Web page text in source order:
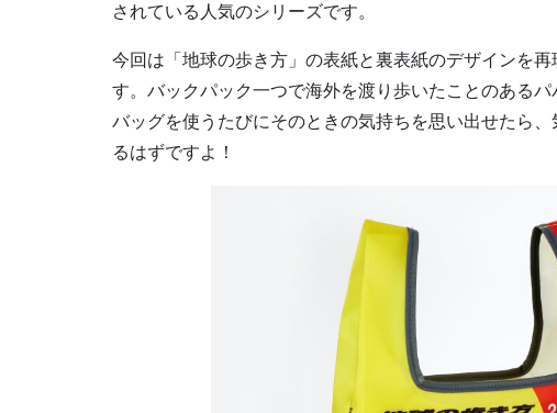
されている人気のシリーズです。
今回は「地球の歩き方」の表紙と裏表紙のデザインを
す。バックパック一つで海外を渡り歩いたことのある
バッグを使うたびにそのときの気持ちを思い出せたら
るはずですよ！